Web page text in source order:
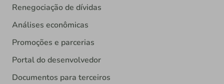
Renegociação de dívidas
Análises econômicas
Promoções e parcerias
Portal do desenvolvedor
Documentos para terceiros